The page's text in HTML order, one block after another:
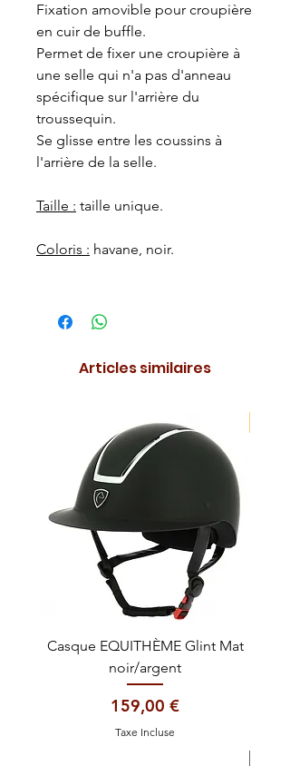
Fixation amovible pour croupière
en cuir de buffle.
Permet de fixer une croupière à
une selle qui n'a pas d'anneau
spécifique sur l'arrière du
troussequin.
Se glisse entre les coussins à
l'arrière de la selle.
Taille : taille unique.
Coloris : havane, noir.
Articles similaires
Casque EQUITHÈME Glint Mat
noir/argent
Prix
159,00 €
Taxe Incluse